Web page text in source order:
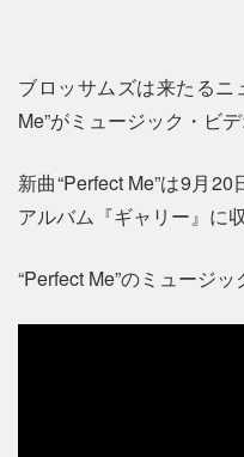
ブロッサムズは来たるニ
Me”がミュージック・ビ
新曲“Perfect Me”は9月
アルバム『ギャリー』に
“Perfect Me”のミュージ